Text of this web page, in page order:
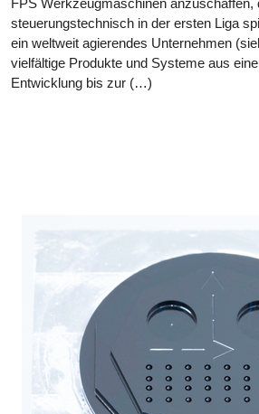
steuerungstechnisch in der ersten Liga
ein weltweit agierendes Unternehmen
vielfältige Produkte und Systeme aus
Entwicklung bis zur (…)